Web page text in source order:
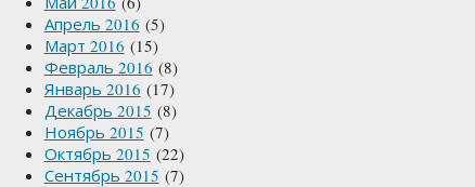
Апрель 2016 (5)
Март 2016 (15)
Февраль 2016 (8)
Январь 2016 (17)
Декабрь 2015 (8)
Ноябрь 2015 (7)
Октябрь 2015 (22)
Сентябрь 2015 (7)